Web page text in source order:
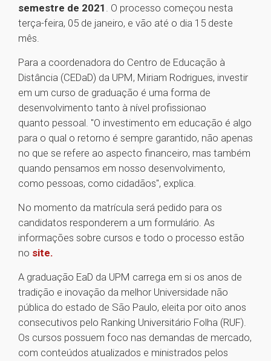
semestre de 2021 . O processo começou nesta
terça-feira, 05 de janeiro, e vão até o dia 15 deste
mês.
Para a coordenadora do Centro de Educação à
Distância (CEDaD) da UPM, Miriam Rodrigues, investir
em um curso de graduação é uma forma de
desenvolvimento tanto à nível profissionao
quanto pessoal. "O investimento em educação é algo
para o qual o retorno é sempre garantido, não apenas
no que se refere ao aspecto financeiro, mas também
quando pensamos em nosso desenvolvimento,
como pessoas, como cidadãos", explica.
No momento da matrícula será pedido para os
candidatos responderem a um formulário. As
informações sobre cursos e todo o processo estão
no site.
A graduação EaD da UPM carrega em si os anos de
tradição e inovação da melhor Universidade não
pública do estado de ​São Paulo, eleita por oito anos
consecutivos pelo Ranking Universitário Folha (RUF).
Os cursos possuem foco nas demandas de mercado,
com conteúdos atualizados e ministrados pelos